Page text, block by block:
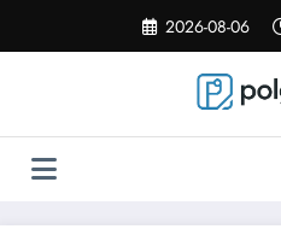
content
2026-08-06